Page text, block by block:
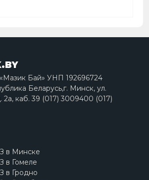
Бай» УНП 192696724
Беларусь,г. Минск, ул.
2a, каб. 39 (017) 3009400 (017)
в Минске
в Гомеле
в Гродно